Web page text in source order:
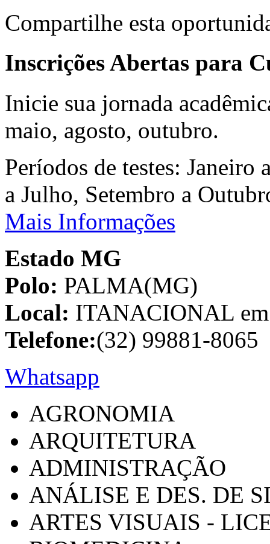
Compartilhe esta
Inscrições Abertas para
Inicie sua jornada
maio, agosto, outubro.
Períodos de testes:
a Julho, Setembro a
Mais Informações
Estado MG
Polo: PALMA(MG)
Local: ITANACIONAL
Telefone:(32) 99881-8065
Whatsapp
AGRONOMIA
ARQUITETURA
ADMINISTRAÇÃO
ANÁLISE E DES. DE
ARTES VISUAIS -